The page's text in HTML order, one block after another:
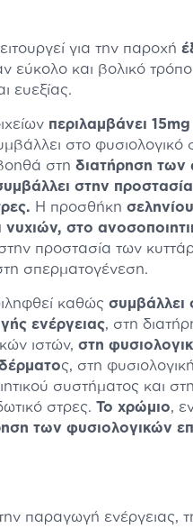
για την παροχή
εύκολο και βολικό
ευεξίας.
περιλαμβάνει
στο φυσιολογικό
στη διατήρηση των
στην
Η προσθήκη σεληνίου
νυχιών, στο
προστασία των
σπερματογένεση.
καθώς συμβάλλει
ενέργειας, στη
ιστών, στη
ς, στη
συστήματος και
στρες. Το χρώμιο,
των φυσιολογικών
παραγωγή ενέργειας,